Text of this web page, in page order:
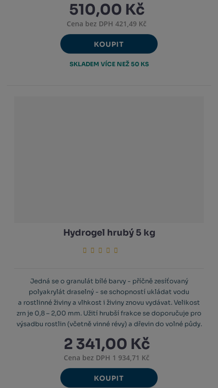
510,00 Kč
Cena bez DPH 421,49 Kč
KOUPIT
SKLADEM VÍCE NEŽ 50 KS
Hydrogel hrubý 5 kg
Jedná se o granulát bílé barvy - příčně zesíťovaný
polyakrylát draselný - se schopností ukládat vodu
a rostlinné živiny a vlhkost i živiny znovu vydávat. Velikost
zrn je 0,8 – 2,00 mm. Užití hrubší frakce se doporučuje pro
výsadbu rostlin (včetně vinné révy) a dřevin do volné půdy.
2 341,00 Kč
Cena bez DPH 1 934,71 Kč
KOUPIT